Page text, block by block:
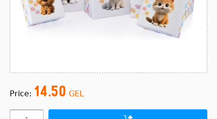
Price: 14.50 GEL